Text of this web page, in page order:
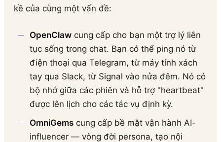
kề của cùng một vấn đề:
OpenClaw cung cấp cho bạn một trợ lý liên
tục sống trong chat. Bạn có thể ping nó từ
điện thoại qua Telegram, từ máy tính xách
tay qua Slack, từ Signal vào nửa đêm. Nó có
bộ nhớ giữa các phiên và hỗ trợ "heartbeat"
được lên lịch cho các tác vụ định kỳ.
OmniGems cung cấp bề mặt vận hành AI-
influencer — vòng đời persona, tạo nội